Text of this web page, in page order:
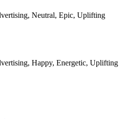
Neutral, Epic, Uplifting
Happy, Energetic, Uplifting